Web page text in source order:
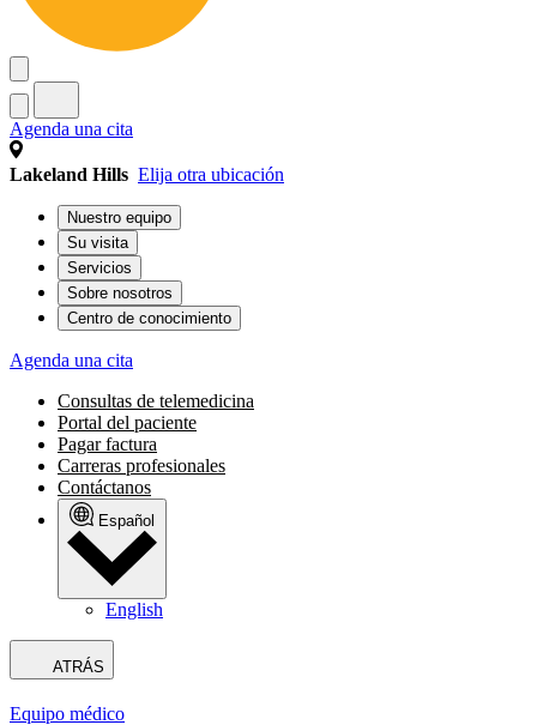
Agenda una cita
Lakeland Hills Elija otra ubicación
Nuestro equipo
Su visita
Servicios
Sobre nosotros
Centro de conocimiento
Agenda una cita
Consultas de telemedicina
Portal del paciente
Pagar factura
Carreras profesionales
Contáctanos
Español
English
ATRÁS
Equipo médico